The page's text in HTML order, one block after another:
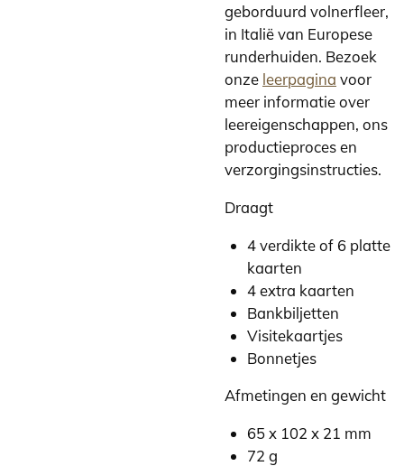
geborduurd volnerfleer,
in Italië van Europese
runderhuiden. Bezoek
onze leerpagina voor
meer informatie over
leereigenschappen, ons
productieproces en
verzorgingsinstructies.
Draagt
4 verdikte of 6 platte
kaarten
4 extra kaarten
Bankbiljetten
Visitekaartjes
Bonnetjes
Afmetingen en gewicht
65 x 102 x 21 mm
72 g